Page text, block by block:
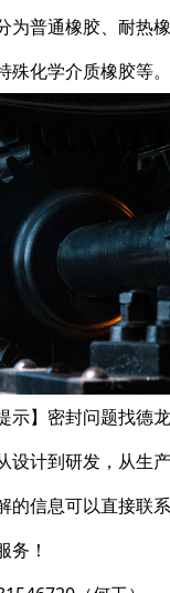
为普通橡胶、耐热
化学介质橡胶等。
示】密封问题找德
设计到研发，从生
的信息可以直接联
务！